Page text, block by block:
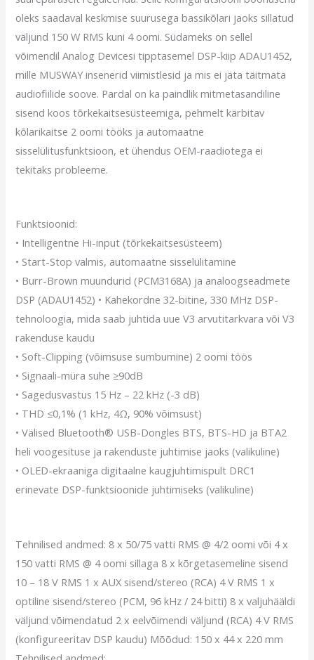
oleks saadaval keskmise suurusega bassikõlari jaoks sillatud
väljund 150 W RMS kuni 4 oomi. Südameks on sellel
võimendil Analog Devicesi tipptasemel DSP-kiip ADAU1452,
mille MUSWAY insenerid viimistlesid ja mis ei jäta täitmata
audiofiilide soove. Pardal on ka paindlik mitmetasandiline
sisend koos tõrkekaitsesüsteemiga, pehmelt kärbitav
kõlarikaitse 2 oomi tööks ja automaatne
sisselülitusfunktsioon, et ühendus OEM-raadiotega ei
tekitaks probleeme.
Funktsioonid:
• Intelligentne Hi-input (tõrkekaitsesüsteem)
• Start-Stop valmis, automaatne sisselülitamine
• Burr-Brown muundurid (PCM3168A) ja analoogseadmete
DSP (ADAU1452) • Kahekordne 32-bitine, 330 MHz DSP-
tehnoloogia, mida saab juhtida uue V3 arvutitarkvara või V3
rakenduse kaudu
• Soft-Clipping (võimsuse sumbumine) 2 oomi töös
• Signaali-müra suhe ≥90dB
• Sagedusvastus 15 Hz – 22 kHz (-3 dB)
• THD ≤0,1% (1 kHz, 4Ω, 90% võimsust)
• Välised Bluetooth® USB-Dongles BTS, BTS-HD ja BTA2
heli voogesituse ja rakenduste juhtimise jaoks (valikuline)
• OLED-ekraaniga digitaalne kaugjuhtimispult DRC1
erinevate DSP-funktsioonide juhtimiseks (valikuline)
Tehnilised andmed: 8 x 50/75 vatti RMS @ 4/2 oomi või 4 x
150 vatti RMS @ 4 oomi sillaga 8 x kõrgetasemeline sisend
10 – 18 V RMS 1 x AUX sisend/stereo (RCA) 4 V RMS 1 x
optiline sisend/stereo (PCM, 96 kHz / 24 bitti) 8 x valjuhääldi
väljund võimendatud 2 x eelvõimendi väljund (RCA) 4 V RMS
(konfigureeritav DSP kaudu) Mõõdud: 150 x 44 x 220 mm